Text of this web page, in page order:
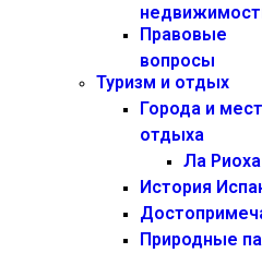
Правовые
вопросы
Туризм и отдых
Города и
отдыха
Ла Риоха
История
Природные